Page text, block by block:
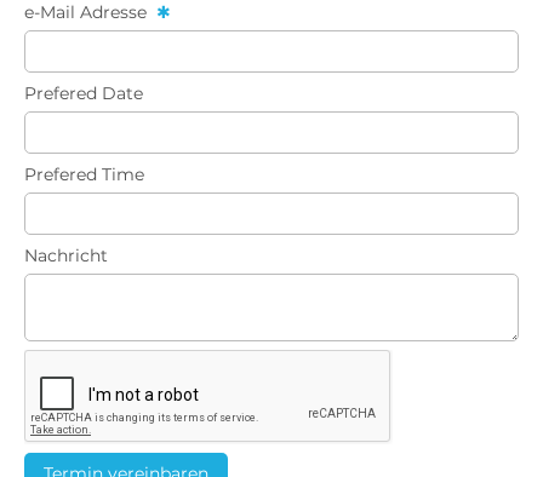
e-Mail Adresse
Prefered Date
Prefered Time
Nachricht